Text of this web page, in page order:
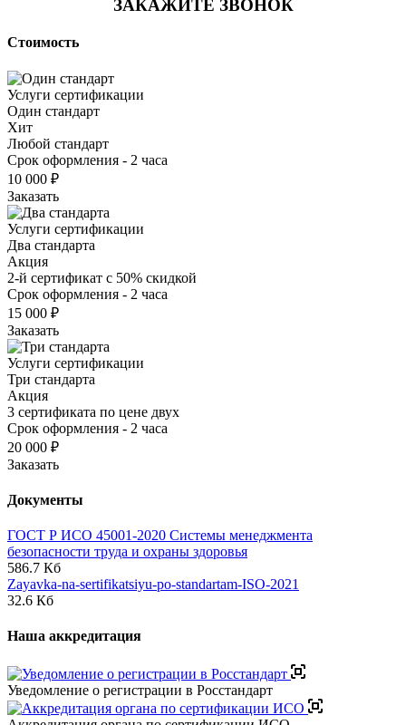
ЗАКАЖИТЕ ЗВОНОК
Стоимость
Услуги сертификации
Один стандарт
Хит
Любой стандарт
Срок оформления - 2 часа
10 000 ₽
Заказать
Услуги сертификации
Два стандарта
Акция
2-й сертификат с 50% скидкой
Срок оформления - 2 часа
15 000 ₽
Заказать
Услуги сертификации
Три стандарта
Акция
3 сертификата по цене двух
Срок оформления - 2 часа
20 000 ₽
Заказать
Документы
ГОСТ Р ИСО 45001-2020 Системы менеджмента
безопасности труда и охраны здоровья
586.7 Кб
Zayavka-na-sertifikatsiyu-po-standartam-ISO-2021
32.6 Кб
Наша аккредитация
Уведомление о регистрации в Росстандарт